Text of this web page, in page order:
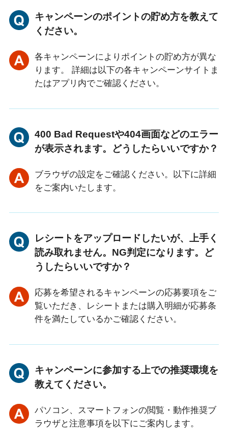
キャンペーンのポイントの貯め方を教えて
ください。
各キャンペーンによりポイントの貯め方が異な
ります。 詳細は以下の各キャンペーンサイトま
たはアプリ内でご確認ください。
400 Bad Requestや404画面などのエラー
が表示されます。どうしたらいいですか？
ブラウザの設定をご確認ください。以下に詳細
をご案内いたします。
レシートをアップロードしたいが、上手く
読み取れません。NG判定になります。ど
うしたらいいですか？
応募を希望されるキャンペーンの応募要項をご
覧いただき、レシートまたは購入明細が応募条
件を満たしているかご確認ください。
キャンペーンに参加する上での推奨環境を
教えてください。
パソコン、スマートフォンの閲覧・動作推奨ブ
ラウザと注意事項を以下にご案内します。